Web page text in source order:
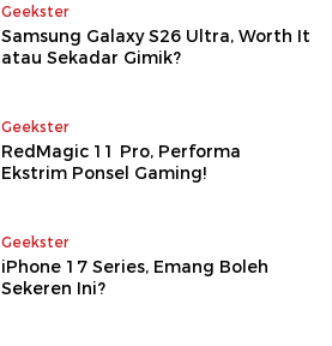
Geekster
Samsung Galaxy S26 Ultra, Worth It
atau Sekadar Gimik?
Geekster
RedMagic 11 Pro, Performa
Ekstrim Ponsel Gaming!
Geekster
iPhone 17 Series, Emang Boleh
Sekeren Ini?